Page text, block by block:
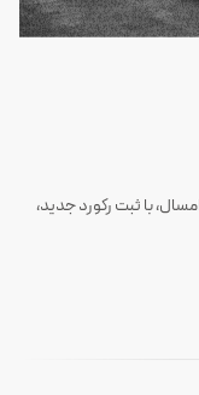
طی 3 ماهه نخست امسال، با ثبت رکورد جدید،